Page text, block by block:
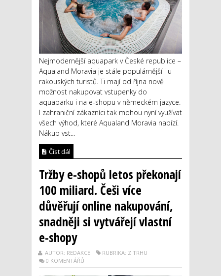
Nejmodernější aquapark v České republice –
Aqualand Moravia je stále populárnější i u
rakouských turistů. Ti mají od října nově
možnost nakupovat vstupenky do
aquaparku i na e-shopu v německém jazyce.
I zahraniční zákazníci tak mohou nyní využívat
všech výhod, které Aqualand Moravia nabízí.
Nákup vst...
Číst dál
Tržby e-shopů letos překonají
100 miliard. Češi více
důvěřují online nakupování,
snadněji si vytvářejí vlastní
e-shopy
AUTOR: REDAKCE
RUBRIKA: Z TRHU
0 KOMENTÁŘŮ